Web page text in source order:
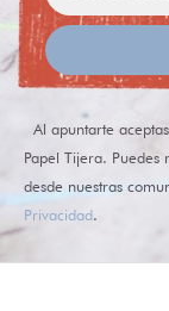
Al apuntarte
Papel Tijera.
desde nuestras
Privacidad.